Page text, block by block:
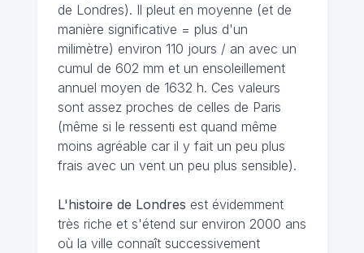
de Londres). Il pleut en moyenne (et de
manière significative = plus d'un
milimètre) environ 110 jours / an avec un
cumul de 602 mm et un ensoleillement
annuel moyen de 1632 h. Ces valeurs
sont assez proches de celles de Paris
(même si le ressenti est quand même
moins agréable car il y fait un peu plus
frais avec un vent un peu plus sensible).
L'histoire de Londres est évidemment
très riche et s'étend sur environ 2000 ans
où la ville connaît successivement